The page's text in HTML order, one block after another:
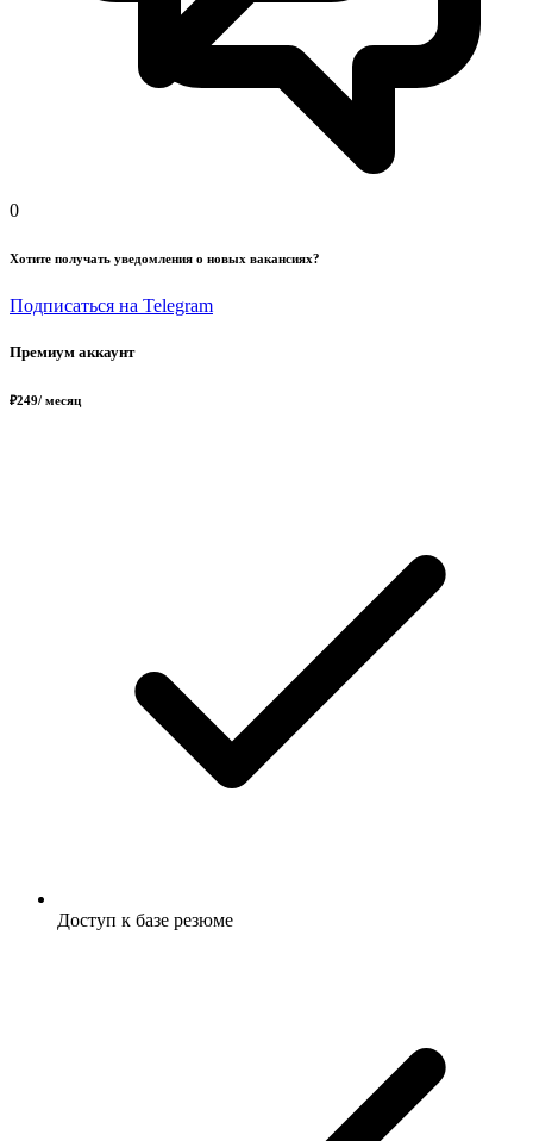
0
Хотите получать уведомления о новых вакансиях?
Подписаться на Telegram
Премиум аккаунт
₽249/ месяц
Доступ к базе резюме